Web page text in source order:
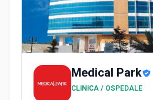
Medical Park
CLINICA / OSPEDALE